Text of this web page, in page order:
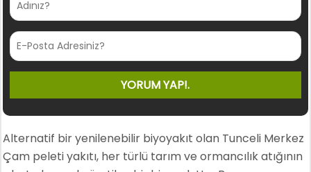
Alternatif bir yenilenebilir biyoyakıt olan Tunceli Merkez
Çam peleti yakıtı, her türlü tarım ve ormancılık atığının